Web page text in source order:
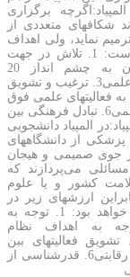
برگزاری
شکافهای متعددی از
نماید، ولی اهداف
مشخص زیر برای آن متصور است: 1. تلاش در جهت
جنبش نرم افزاری و رسیدن به چشم انداز 20
ساله 2. شناسایی افراد مستعد علمی3. ترغیب و تشویق
دهی به فعالیتهای علمی فوق
برنامه5. ایجاد روحیه و نشاط علمی6. تبادل فرهنگی بین
المپیاد دانشجویی
از دانشگاههای
صمیمی و هیجان
می‌پردازند که
کشور و یا علوم
ارزشهای زیر در
طراحی و اجرای المپیاد حاکم خواهد بود: 1. توجه به
انتقادی2. توجه به اهداف نظام
3. تشویق کار تیمی4. تشویق فعالیتهای بین
رشته‌ای5. ایجاد یک محیط شاد رقابتی6. قدرشناسی از